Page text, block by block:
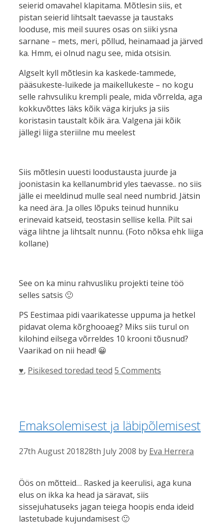
seierid omavahel klapitama. Mõtlesin siis, et
pistan seierid lihtsalt taevasse ja taustaks
looduse, mis meil suures osas on siiki ysna
sarnane – mets, meri, põllud, heinamaad ja järved
ka. Hmm, ei olnud nagu see, mida otsisin.
Algselt kyll mõtlesin ka kaskede-tammede,
pääsukeste-luikede ja maikellukeste – no kogu
selle rahvsuliku krempli peale, mida võrrelda, aga
kokkuvõttes läks kõik väga kirjuks ja siis
koristasin taustalt kõik ära. Valgena jäi kõik
jällegi liiga steriilne mu meelest
Siis mõtlesin uuesti loodustausta juurde ja
joonistasin ka kellanumbrid yles taevasse.. no siis
jälle ei meeldinud mulle seal need numbrid. Jätsin
ka need ära. Ja olles lõpuks teinud hunniku
erinevaid katseid, teostasin sellise kella. Pilt sai
väga lihtne ja lihtsalt nunnu. (Foto nõksa ehk liiga
kollane)
See on ka minu rahvusliku projekti teine töö
selles satsis 🙂
PS Eestimaa pidi vaarikatesse uppuma ja hetkel
pidavat olema kõrghooaeg? Miks siis turul on
kilohind eilsega võrreldes 10 krooni tõusnud?
Vaarikad on nii head! 😀
Categories
♥, Pisikesed toredad teod 5 Comments
Emaksolemisest ja läbipõlemisest
27th August 201828th July 2008 by Eva Herrera
Öös on mõtteid… Rasked ja keerulisi, aga kuna
elus on ikka ka head ja säravat, siis
sissejuhatuseks jagan teiega hoopis enda ideid
lastetubade kujundamisest 🙂